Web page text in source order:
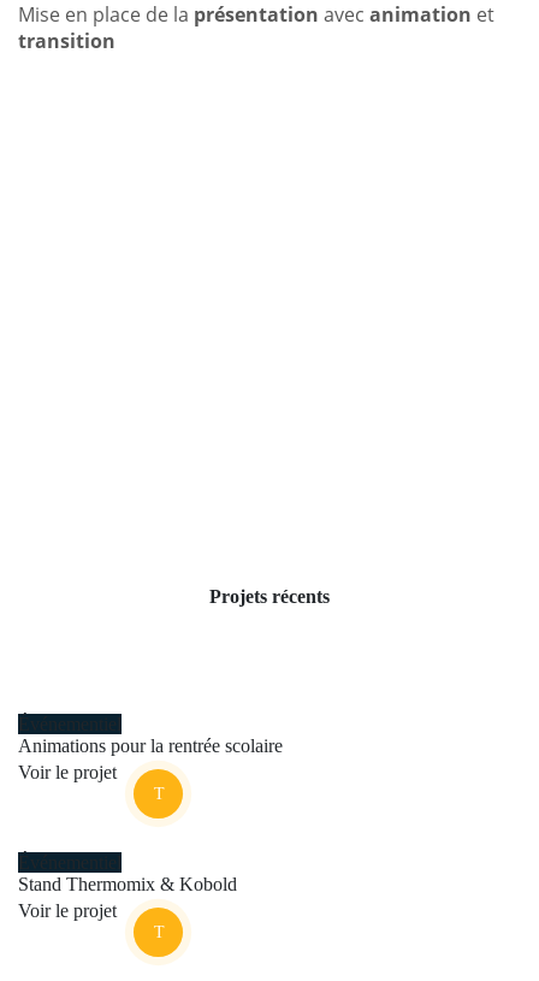
Mise en place de la présentation avec animation et
transition
Projets récents
Animations pour la rentrée scolaire
Voir le projet
Stand Thermomix & Kobold
Voir le projet